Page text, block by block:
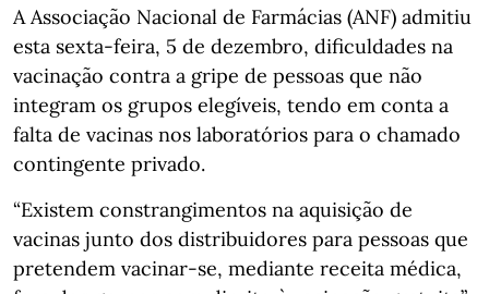
A Associação Nacional de Farmácias (ANF) admitiu
esta sexta-feira, 5 de dezembro, dificuldades na
vacinação contra a gripe de pessoas que não
integram os grupos elegíveis, tendo em conta a
falta de vacinas nos laboratórios para o chamado
contingente privado.
“Existem constrangimentos na aquisição de
vacinas junto dos distribuidores para pessoas que
pretendem vacinar-se, mediante receita médica,